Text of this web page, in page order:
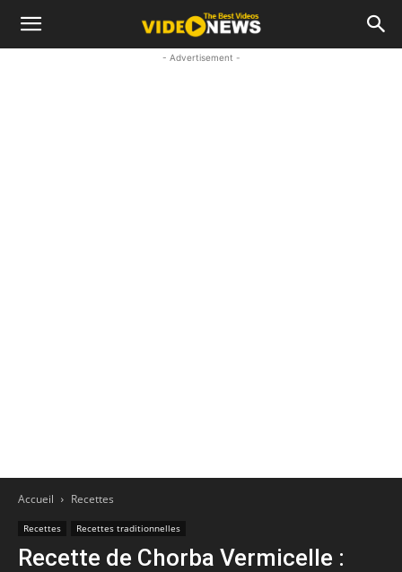
- Advertisement -
Accueil Recettes
Recettes Recettes traditionnelles
Recette de Chorba Vermicelle :